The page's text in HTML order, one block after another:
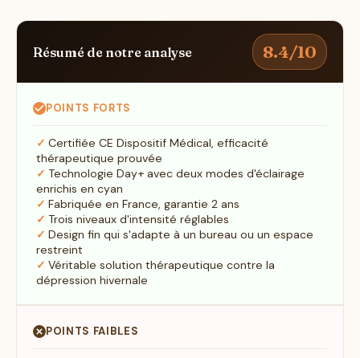
Résumé de notre analyse 8.4/10
POINTS FORTS
Certifiée CE Dispositif Médical, efficacité
thérapeutique prouvée
Technologie Day+ avec deux modes d'éclairage
enrichis en cyan
Fabriquée en France, garantie 2 ans
Trois niveaux d'intensité réglables
Design fin qui s'adapte à un bureau ou un espace
restreint
Véritable solution thérapeutique contre la
dépression hivernale
POINTS FAIBLES